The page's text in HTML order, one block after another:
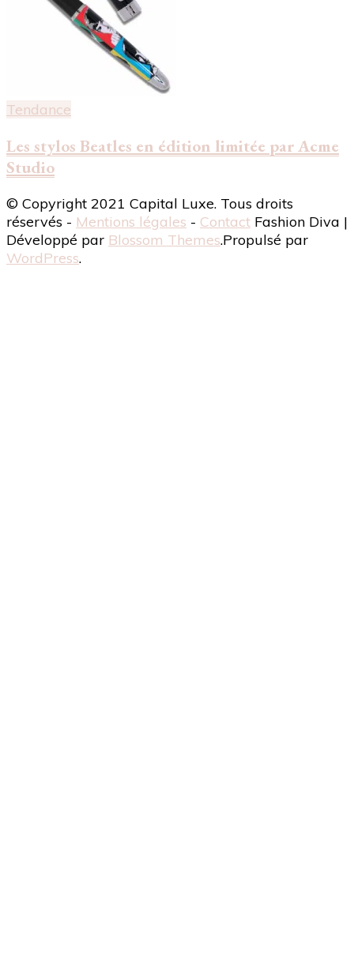
Tendance
Les stylos Beatles en édition limitée par Acme
Studio
© Copyright 2021 Capital Luxe. Tous droits
réservés - Mentions légales - Contact Fashion Diva |
Développé par Blossom Themes.Propulsé par
WordPress.